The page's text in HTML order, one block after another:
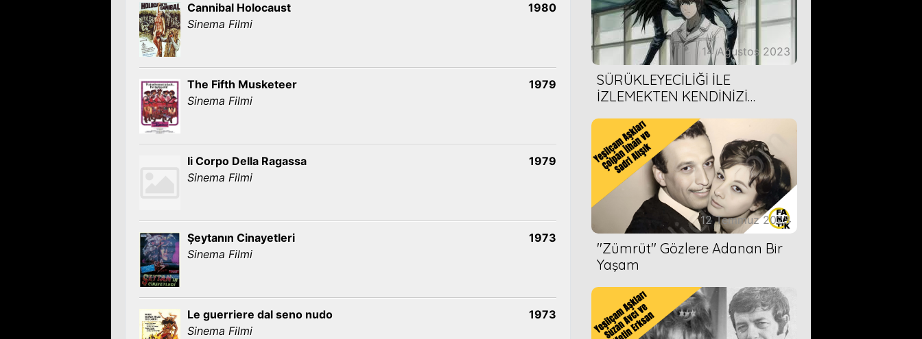
Cannibal Holocaust
Sinema Filmi
1980
The Fifth Musketeer
Sinema Filmi
1979
Ii Corpo Della Ragassa
Sinema Filmi
1979
Şeytanın Cinayetleri
Sinema Filmi
1973
Le guerriere dal seno nudo
Sinema Filmi
1973
14 Ağustos 2023
SÜRÜKLEYECİLİĞİ İLE
İZLEMEKTEN KENDİNİZİ
ÖNERİMİZ
12 Temmuz 2023
''Zümrüt'' Gözlere Adanan Bir
Yaşam